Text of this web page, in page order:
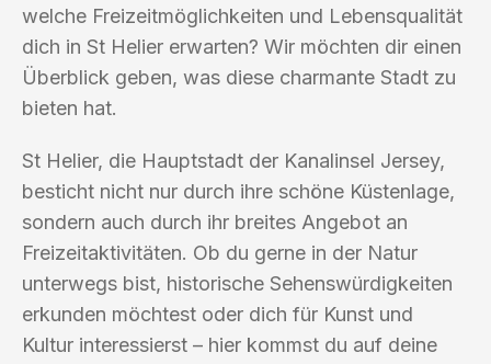
welche Freizeitmöglichkeiten und Lebensqualität
dich in St Helier erwarten? Wir möchten dir einen
Überblick geben, was diese charmante Stadt zu
bieten hat.
St Helier, die Hauptstadt der Kanalinsel Jersey,
besticht nicht nur durch ihre schöne Küstenlage,
sondern auch durch ihr breites Angebot an
Freizeitaktivitäten. Ob du gerne in der Natur
unterwegs bist, historische Sehenswürdigkeiten
erkunden möchtest oder dich für Kunst und
Kultur interessierst – hier kommst du auf deine